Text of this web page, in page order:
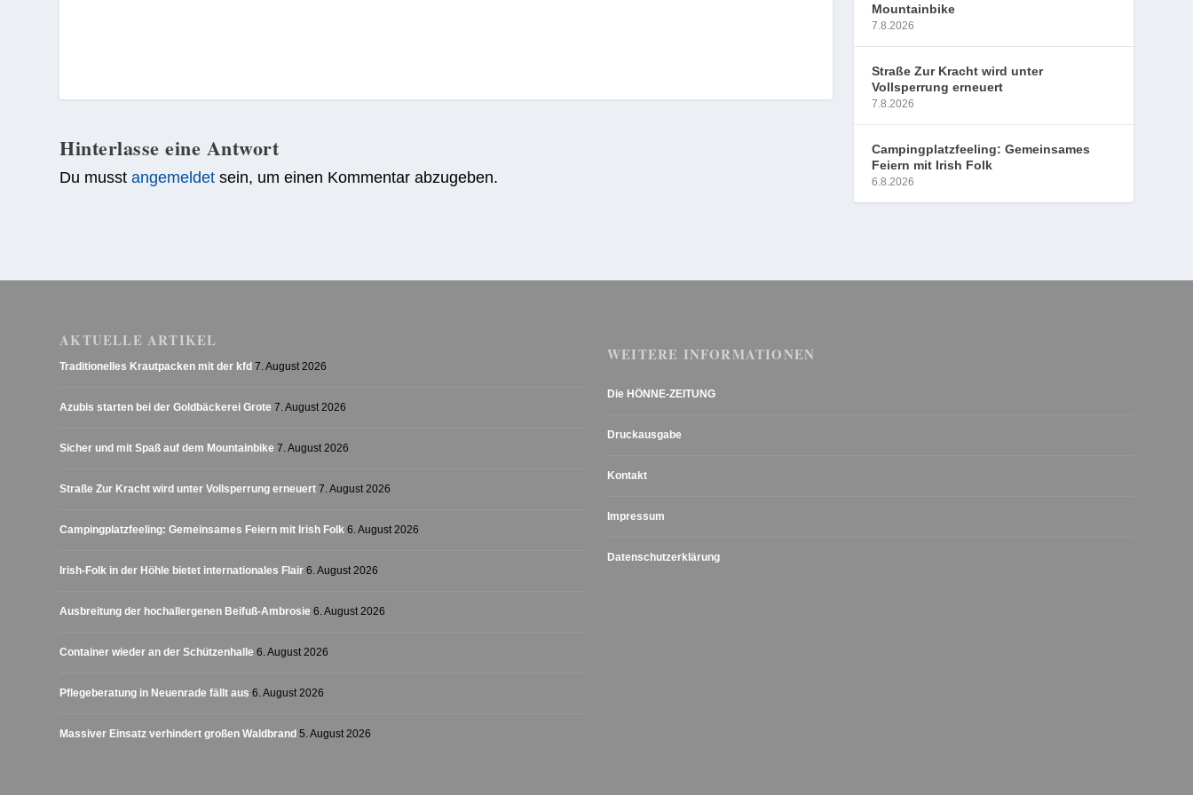
Hinterlasse eine Antwort
Du musstangemeldet sein, um einen Kommentar abzugeben.
Mountainbike
7.8.2026
Straße Zur Kracht wird unter
Vollsperrung erneuert
7.8.2026
Campingplatzfeeling: Gemeinsames
Feiern mit Irish Folk
6.8.2026
AKTUELLE ARTIKEL
Traditionelles Krautpacken mit der kfd 7. August 2026
Azubis starten bei der Goldbäckerei Grote 7. August 2026
Sicher und mit Spaß auf dem Mountainbike 7. August 2026
Straße Zur Kracht wird unter Vollsperrung erneuert 7. August 2026
Campingplatzfeeling: Gemeinsames Feiern mit Irish Folk 6. August 2026
Irish-Folk in der Höhle bietet internationales Flair 6. August 2026
Ausbreitung der hochallergenen Beifuß-Ambrosie 6. August 2026
Container wieder an der Schützenhalle 6. August 2026
Pflegeberatung in Neuenrade fällt aus 6. August 2026
Massiver Einsatz verhindert großen Waldbrand 5. August 2026
WEITERE INFORMATIONEN
Die HÖNNE-ZEITUNG
Druckausgabe
Kontakt
Impressum
Datenschutzerklärung